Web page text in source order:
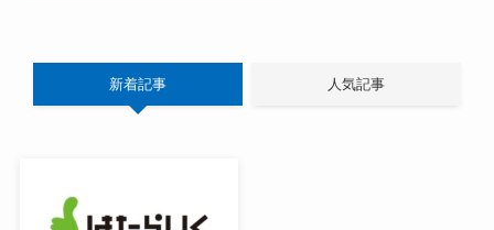
新着記事 人気記事